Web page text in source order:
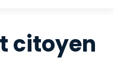
citoyen